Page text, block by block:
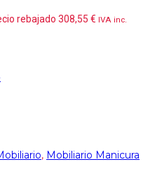
rebajado 308,55 € IVA inc.
, Mobiliario Manicura